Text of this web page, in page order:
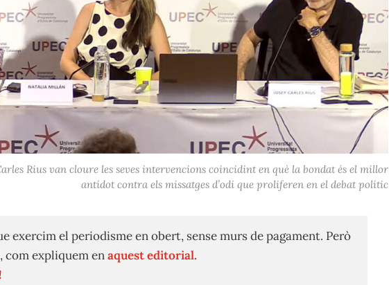
Rius van cloure les seves intervencions coincidint en què la bondat és el millor
antídot contra els missatges d’odi que proliferen en el debat polític
exercim el periodisme en obert, sense murs de pagament. Però
com expliquem enaquest editorial.